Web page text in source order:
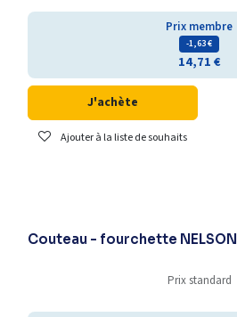
Prix membre
- 1,63€
14,71€
J'achète
Ajouter à la liste de souhaits
Couteau - fourchette NELSON
Prix standard